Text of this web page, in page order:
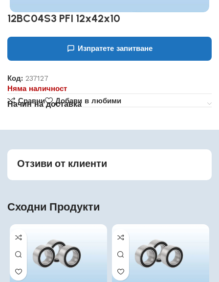
12BC04S3 PFI 12x42x10
Изпратете запитване
Код:237127
Няма наличност
Сравни
Добави в любими
Начин на доставка
Отзиви от клиенти
Сходни Продукти